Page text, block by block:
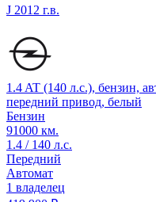
J 2012 г.в.
1.4 AT (140 л.с.), бензин,
передний привод, белый
Бензин
91000 км.
1.4 / 140 л.с.
Передний
Автомат
1 владелец